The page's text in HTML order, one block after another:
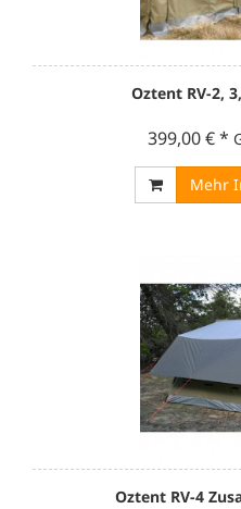
Oztent RV-2,
399,00 €*
Mehr
Oztent RV-4